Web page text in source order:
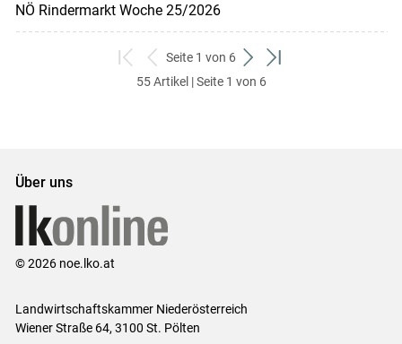
NÖ Rindermarkt Woche 25/2026
zum
ersten
zurück
zum
Seite 1 von 6
weiter
zum
zum
55 Artikel | Seite 1 von 6
Über uns
© 2026 noe.lko.at
Landwirtschaftskammer Niederösterreich
Wiener Straße 64, 3100 St. Pölten